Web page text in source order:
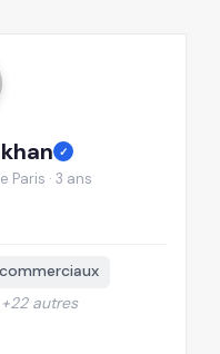
✓
· 3 ans
+22 autres